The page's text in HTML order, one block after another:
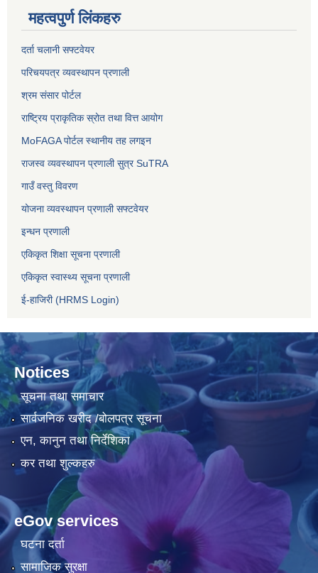
महत्वपुर्ण लिंकहरु
दर्ता चलानी सफ्टवेयर
परिचयपत्र व्यवस्थापन प्रणाली
श्रम संसार पोर्टल
राष्ट्रिय प्राकृतिक स्रोत तथा वित्त आयोग
MoFAGA पोर्टल स्थानीय तह लगइन
राजस्व व्यवस्थापन प्रणाली सुत्र SuTRA
गाउँ वस्तु विवरण
योजना व्यवस्थापन प्रणाली सफ्टवेयर
इन्धन प्रणाली
एकिकृत शिक्षा सूचना प्रणाली
एकिकृत स्वास्थ्य सूचना प्रणाली
ई-हाजिरी (HRMS Login)
Notices
सूचना तथा समाचार
सार्वजनिक खरीद /बोलपत्र सूचना
एन, कानुन तथा निर्देशिका
कर तथा शुल्कहरु
eGov services
घटना दर्ता
सामाजिक सुरक्षा